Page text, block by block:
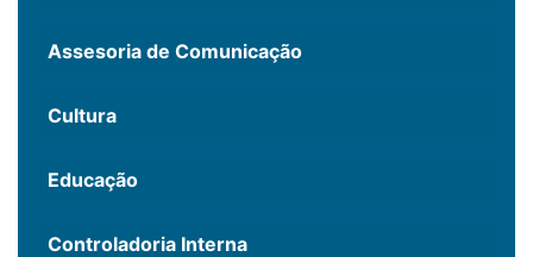
Assesoria de Comunicação
Cultura
Educação
Controladoria Interna